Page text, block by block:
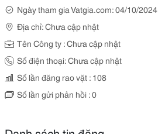
Ngày tham gia Vatgia.com: 04/10/2024
Địa chỉ: Chưa cập nhật
Tên Công ty : Chưa cập nhật
Số điện thoại: Chưa cập nhật
Số lần đăng rao vặt : 108
Số lần gửi phản hồi : 0